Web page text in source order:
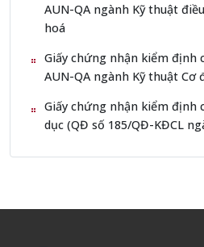
AUN-QA ngành Kỹ thuật
hoá
Giấy chứng nhận kiểm định
AUN-QA ngành Kỹ thuật Cơ
Giấy chứng nhận kiểm định
dục (QĐ số 185/QĐ-KĐCL